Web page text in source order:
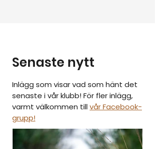
Senaste nytt
Inlägg som visar vad som hänt det
senaste i vår klubb! För fler inlägg,
varmt välkommen tillvår Facebook-
grupp!